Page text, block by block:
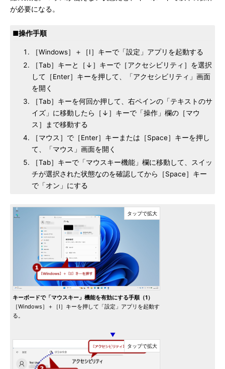
が必要になる。
■操作手順
［Windows］＋［I］キーで「設定」アプリを起動する
［Tab］キーと［↓］キーで［アクセシビリティ］を選択
して［Enter］キーを押して、「アクセシビリティ」画面
を開く
［Tab］キーを何回か押して、右ペインの「テキストのサ
イズ」に移動したら［↓］キーで「操作」欄の［マウ
ス］まで移動する
［マウス］で［Enter］キーまたは［Space］キーを押し
て、「マウス」画面を開く
［Tab］キーで「マウスキー機能」欄に移動して、スイッ
チが選択された状態なのを確認してから［Space］キー
で「オン」にする
キーボードで「マウスキー」機能を有効にする手順（1）
［Windows］＋［I］キーを押して「設定」アプリを起動す
る。
▼